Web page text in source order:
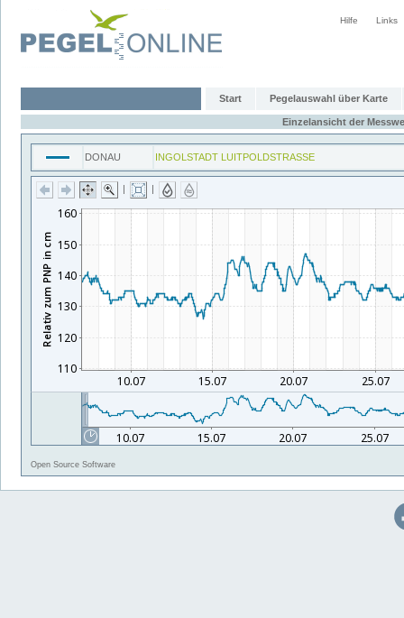
Hilfe Links
Start Pegelauswahl über Karte
Einzelansicht der
DONAU INGOLSTADT LUITPOLDSTRASSE
| |
Open Source Software